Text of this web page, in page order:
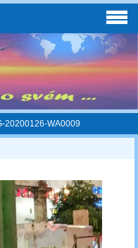
20200126-WA0009